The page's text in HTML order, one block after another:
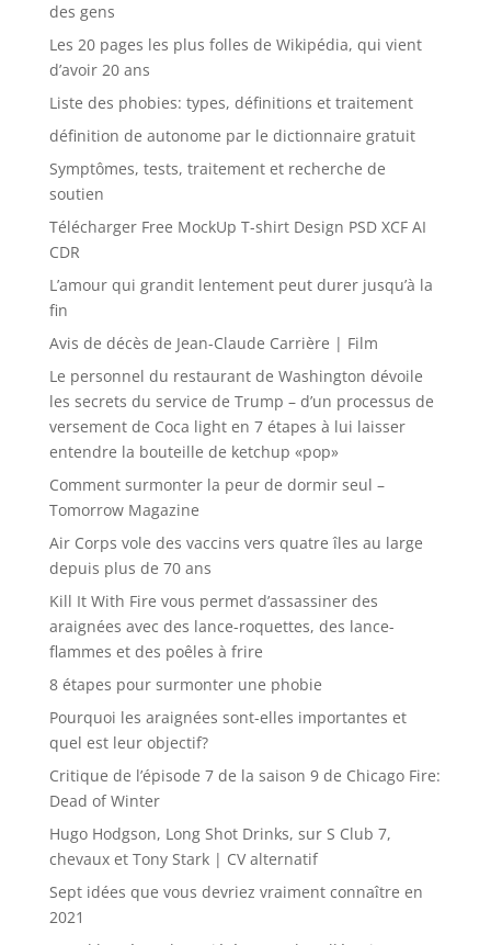
des gens
Les 20 pages les plus folles de Wikipédia, qui vient
d’avoir 20 ans
Liste des phobies: types, définitions et traitement
définition de autonome par le dictionnaire gratuit
Symptômes, tests, traitement et recherche de
soutien
Télécharger Free MockUp T-shirt Design PSD XCF AI
CDR
L’amour qui grandit lentement peut durer jusqu’à la
fin
Avis de décès de Jean-Claude Carrière | Film
Le personnel du restaurant de Washington dévoile
les secrets du service de Trump – d’un processus de
versement de Coca light en 7 étapes à lui laisser
entendre la bouteille de ketchup «pop»
Comment surmonter la peur de dormir seul –
Tomorrow Magazine
Air Corps vole des vaccins vers quatre îles au large
depuis plus de 70 ans
Kill It With Fire vous permet d’assassiner des
araignées avec des lance-roquettes, des lance-
flammes et des poêles à frire
8 étapes pour surmonter une phobie
Pourquoi les araignées sont-elles importantes et
quel est leur objectif?
Critique de l’épisode 7 de la saison 9 de Chicago Fire:
Dead of Winter
Hugo Hodgson, Long Shot Drinks, sur S Club 7,
chevaux et Tony Stark | CV alternatif
Sept idées que vous devriez vraiment connaître en
2021